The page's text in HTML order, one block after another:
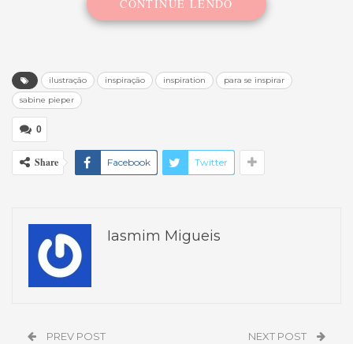
CONTINUE LENDO
ilustração inspiração inspiration
para se inspirar
sabine pieper
0
Share Facebook Twitter
Iasmim Migueis
PREV POST NEXT POST